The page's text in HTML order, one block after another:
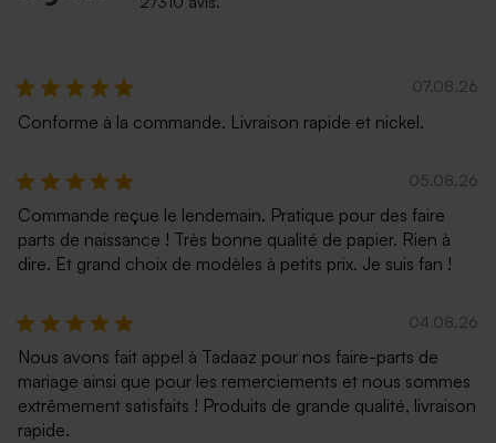
Enveloppe rectangulaire grisEnveloppe écologique
07.08.26
Conforme à la commande. Livraison rapide et nickel.
05.08.26
Commande reçue le lendemain. Pratique pour des faire
parts de naissance ! Très bonne qualité de papier. Rien à
dire. Et grand choix de modèles à petits prix. Je suis fan !
04.08.26
Nous avons fait appel à Tadaaz pour nos faire-parts de
mariage ainsi que pour les remerciements et nous sommes
extrêmement satisfaits ! Produits de grande qualité, livraison
rapide.